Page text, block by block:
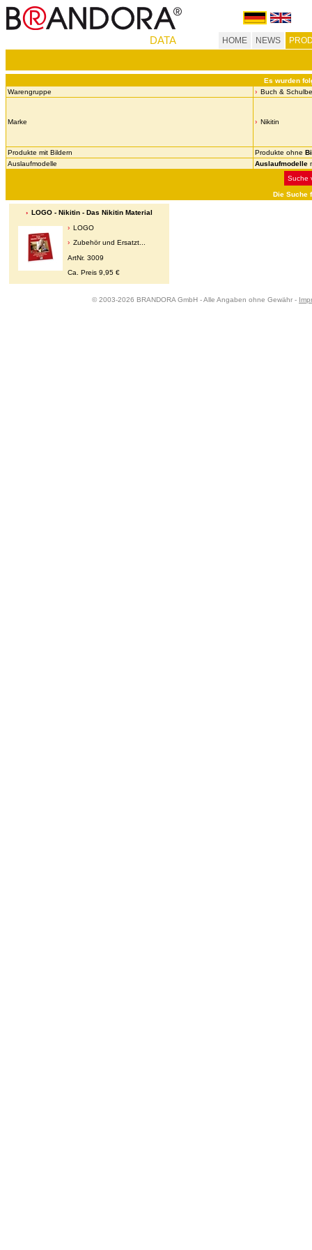
DATA HOME NEWS
Es wurden
Warengruppe
Buch &
Marke Nikitin
Produkte mit Bildern Produkte ohne
Auslaufmodelle
Auslaufmodelle
Suche
Die Suche
LOGO - Nikitin - Das Nikitin Material
LOGO
Zubehör und Ersatzt...
ArtNr. 3009
Ca. Preis 9,95 €
© 2003-2026 BRANDORA GmbH - Alle Angaben ohne Gewähr -